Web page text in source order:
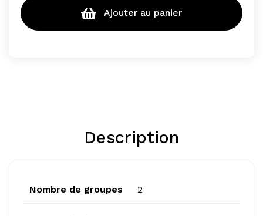
Ajouter au panier
Description
Nombre de groupes 2